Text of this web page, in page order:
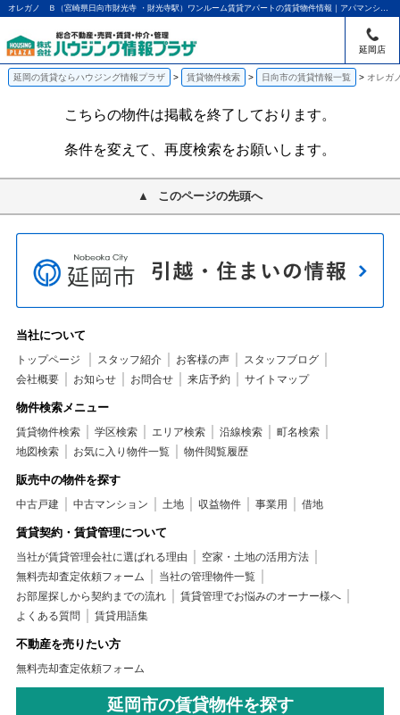
オレガノ Ｂ（宮崎県日向市財光寺 ・財光寺駅）ワンルーム賃貸アパートの賃貸物件情報｜アパマンショップ延岡店｜ハウジング情報プラザ
延岡店
延岡の賃貸ならハウジング情報プラザ 賃貸物件検索 日向市の賃貸情報一覧 オレガ
こちらの物件は掲載を終了しております。
条件を変えて、再度検索をお願いします。
このページの先頭へ
当社について
トップページ スタッフ紹介 お客様の声
スタッフブログ
会社概要
お知らせ お問合せ 来店予約 サイトマップ
物件検索メニュー
賃貸物件検索 学区検索 エリア検索 沿線検索
町名検索
地図検索
お気に入り物件一覧 物件閲覧履歴
販売中の物件を探す
中古戸建 中古マンション 土地 収益物件 事業用 借地
賃貸契約・賃貸管理について
当社が賃貸管理会社に選ばれる理由
空家・土地の活用方法
無料売却査定依頼フォーム
当社の管理物件一覧
お部屋探しから契約までの流れ
賃貸管理でお悩みのオーナー様へ
よくある質問
賃貸用語集
不動産を売りたい方
無料売却査定依頼フォーム
延岡市の賃貸物件を探す